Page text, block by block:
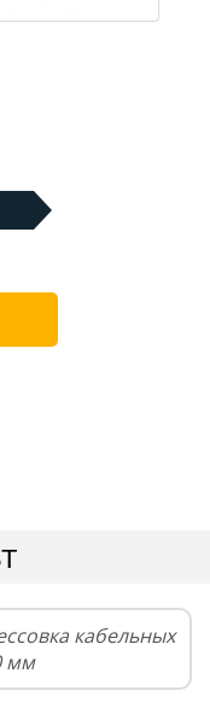
кабельных
мм